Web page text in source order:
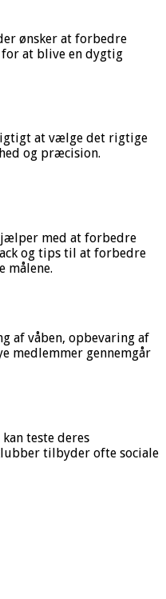
ønsker at forbedre
at blive en dygtig
at vælge det rigtige
og præcision.
med at forbedre
og tips til at forbedre
målene.
af våben, opbevaring af
medlemmer gennemgår
teste deres
tilbyder ofte sociale